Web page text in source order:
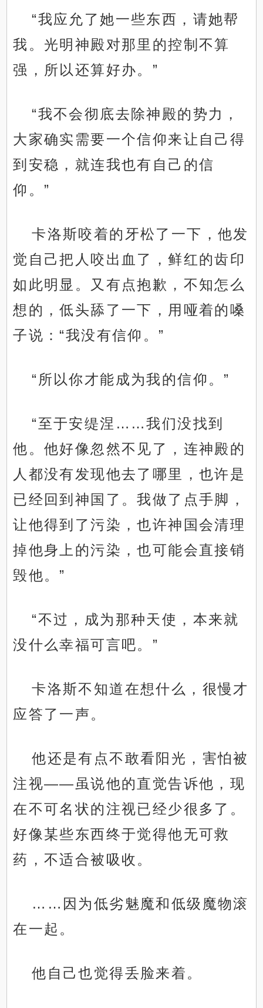
“我应允了她一些东西，请她帮
我。光明神殿对那里的控制不算
强，所以还算好办。”
“我不会彻底去除神殿的势力，
大家确实需要一个信仰来让自己得
到安稳，就连我也有自己的信
仰。”
卡洛斯咬着的牙松了一下，他发
觉自己把人咬出血了，鲜红的齿印
如此明显。又有点抱歉，不知怎么
想的，低头舔了一下，用哑着的嗓
子说：“我没有信仰。”
“所以你才能成为我的信仰。”
“至于安缇涅……我们没找到
他。他好像忽然不见了，连神殿的
人都没有发现他去了哪里，也许是
已经回到神国了。我做了点手脚，
让他得到了污染，也许神国会清理
掉他身上的污染，也可能会直接销
毁他。”
“不过，成为那种天使，本来就
没什么幸福可言吧。”
卡洛斯不知道在想什么，很慢才
应答了一声。
他还是有点不敢看阳光，害怕被
注视——虽说他的直觉告诉他，现
在不可名状的注视已经少很多了。
好像某些东西终于觉得他无可救
药，不适合被吸收。
……因为低劣魅魔和低级魔物滚
在一起。
他自己也觉得丢脸来着。